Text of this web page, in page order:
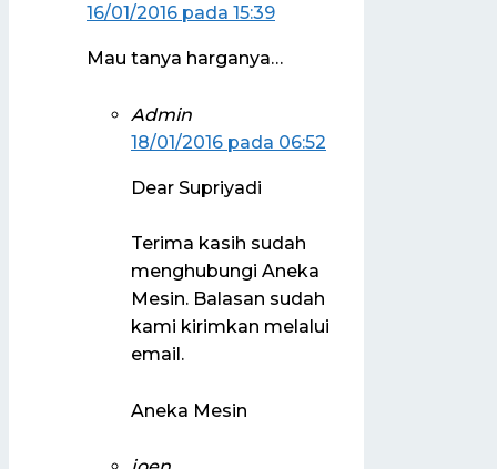
16/01/2016 pada 15:39
Mau tanya harganya…
Admin
18/01/2016 pada 06:52
Dear Supriyadi
Terima kasih sudah
menghubungi Aneka
Mesin. Balasan sudah
kami kirimkan melalui
email.
Aneka Mesin